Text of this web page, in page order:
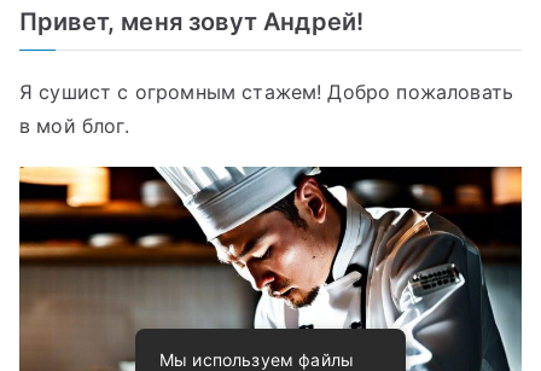
Привет, меня зовут Андрей!
Я сушист с огромным стажем! Добро пожаловать
в мой блог.
Мы используем файлы